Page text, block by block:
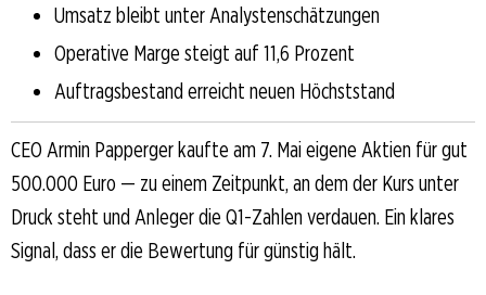
Umsatz bleibt unter Analystenschätzungen
Operative Marge steigt auf 11,6 Prozent
Auftragsbestand erreicht neuen Höchststand
CEO Armin Papperger kaufte am 7. Mai eigene Aktien für gut
500.000 Euro — zu einem Zeitpunkt, an dem der Kurs unter
Druck steht und Anleger die Q1-Zahlen verdauen. Ein klares
Signal, dass er die Bewertung für günstig hält.